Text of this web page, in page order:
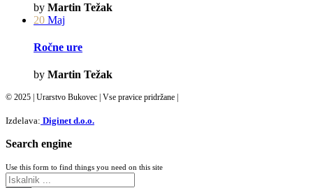
by Martin Težak
20 Maj
Ročne ure
by Martin Težak
© 2025 | Urarstvo Bukovec | Vse pravice pridržane |
Izdelava: Diginet d.o.o.
Search engine
Use this form to find things you need on this site